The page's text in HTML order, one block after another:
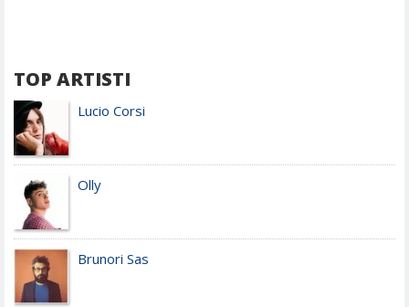
TOP ARTISTI
Lucio Corsi
Olly
Brunori Sas